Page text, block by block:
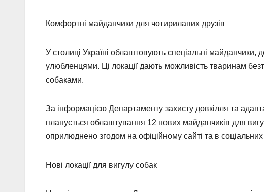
Комфортні майданчики для чотирилапих друзів
У столиці Україні облаштовують спеціальні майданчики,
улюбленцями. Ці локації дають можливість тваринам
собаками.
За інформацією Департаменту захисту довкілля та
планується облаштування 12 нових майданчиків для
оприлюднено згодом на офіційному сайті та в
Нові локації для вигулу собак